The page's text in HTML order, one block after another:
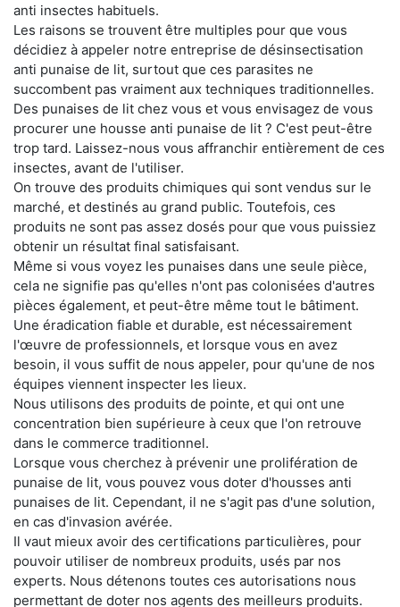
anti insectes habituels.
Les raisons se trouvent être multiples pour que vous
décidiez à appeler notre entreprise de désinsectisation
anti punaise de lit, surtout que ces parasites ne
succombent pas vraiment aux techniques traditionnelles.
Des punaises de lit chez vous et vous envisagez de vous
procurer une housse anti punaise de lit ? C'est peut-être
trop tard. Laissez-nous vous affranchir entièrement de ces
insectes, avant de l'utiliser.
On trouve des produits chimiques qui sont vendus sur le
marché, et destinés au grand public. Toutefois, ces
produits ne sont pas assez dosés pour que vous puissiez
obtenir un résultat final satisfaisant.
Même si vous voyez les punaises dans une seule pièce,
cela ne signifie pas qu'elles n'ont pas colonisées d'autres
pièces également, et peut-être même tout le bâtiment.
Une éradication fiable et durable, est nécessairement
l'œuvre de professionnels, et lorsque vous en avez
besoin, il vous suffit de nous appeler, pour qu'une de nos
équipes viennent inspecter les lieux.
Nous utilisons des produits de pointe, et qui ont une
concentration bien supérieure à ceux que l'on retrouve
dans le commerce traditionnel.
Lorsque vous cherchez à prévenir une prolifération de
punaise de lit, vous pouvez vous doter d'housses anti
punaises de lit. Cependant, il ne s'agit pas d'une solution,
en cas d'invasion avérée.
Il vaut mieux avoir des certifications particulières, pour
pouvoir utiliser de nombreux produits, usés par nos
experts. Nous détenons toutes ces autorisations nous
permettant de doter nos agents des meilleurs produits.